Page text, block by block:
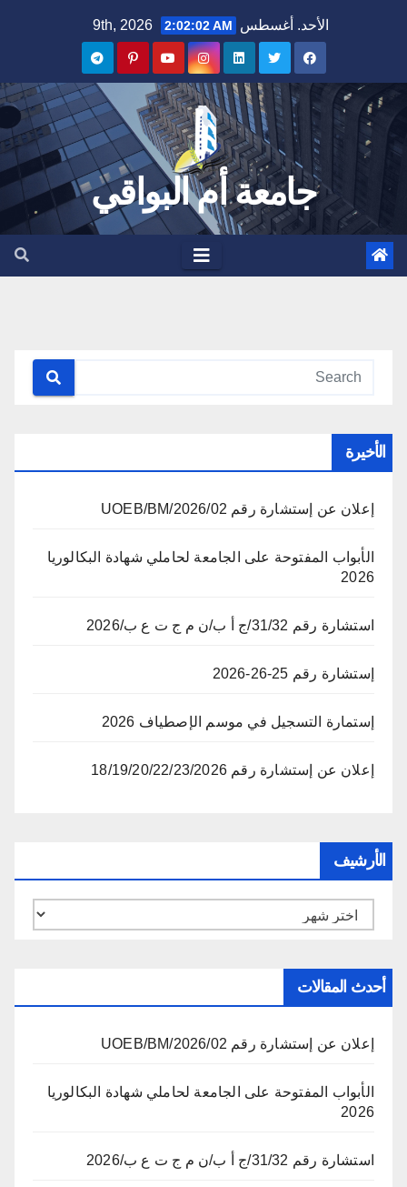
الأحد. أغسطس 9th, 2026 2:02:02 AM
جامعة أم البواقي
الأخيرة
إعلان عن إستشارة رقم 02/UOEB/BM/2026
الأبواب المفتوحة على الجامعة لحاملي شهادة البكالوريا
2026
استشارة رقم 31/32/ج أ ب/ن م ج ت ع ب/2026
إستشارة رقم 25-26-2026
إستمارة التسجيل في موسم الإصطياف 2026
إعلان عن إستشارة رقم 18/19/20/22/23/2026
الأرشيف
الأرشيف
أحدث المقالات
إعلان عن إستشارة رقم 02/UOEB/BM/2026
الأبواب المفتوحة على الجامعة لحاملي شهادة البكالوريا
2026
استشارة رقم 31/32/ج أ ب/ن م ج ت ع ب/2026